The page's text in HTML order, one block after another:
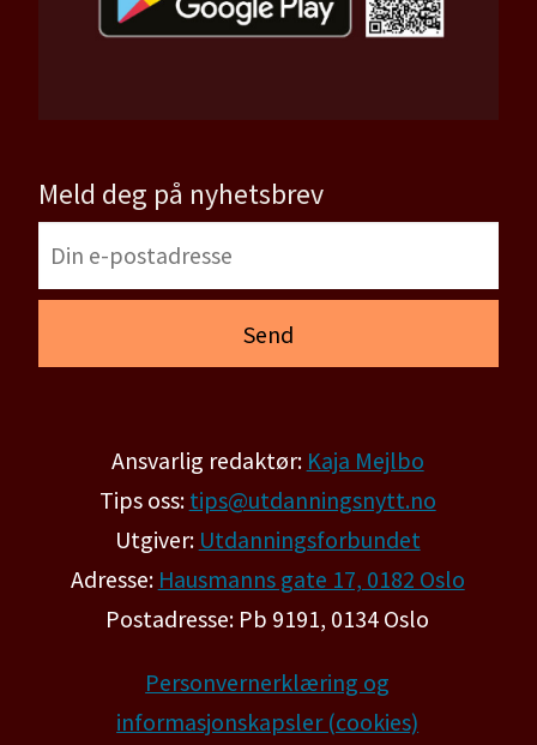
Meld deg på nyhetsbrev
Ansvarlig redaktør: Kaja Mejlbo
Tips oss: tips@utdanningsnytt.no
Utgiver: Utdanningsforbundet
Adresse: Hausmanns gate 17, 0182 Oslo
Postadresse: Pb 9191, 0134 Oslo
Personvernerklæring og
informasjonskapsler (cookies)